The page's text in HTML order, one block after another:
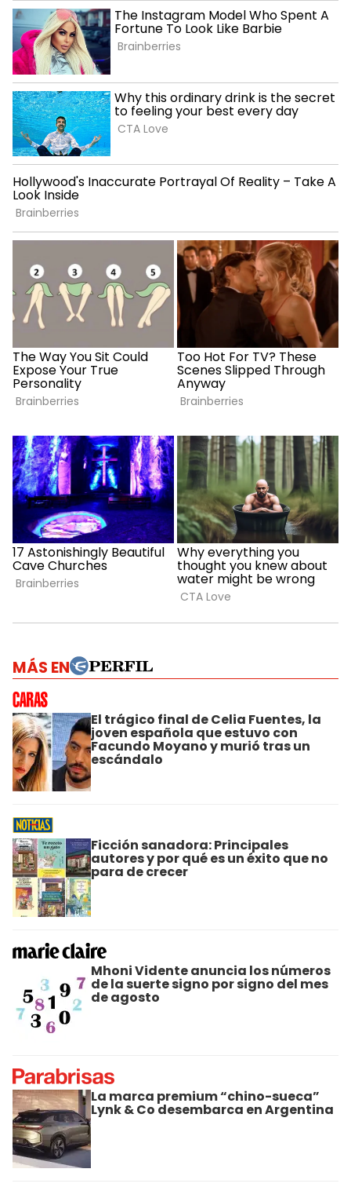
MÁS EN
El trágico final de Celia Fuentes, la
joven española que estuvo con
Facundo Moyano y murió tras un
escándalo
Ficción sanadora: Principales
autores y por qué es un éxito que no
para de crecer
Mhoni Vidente anuncia los números
de la suerte signo por signo del mes
de agosto
La marca premium “chino-sueca”
Lynk & Co desembarca en Argentina